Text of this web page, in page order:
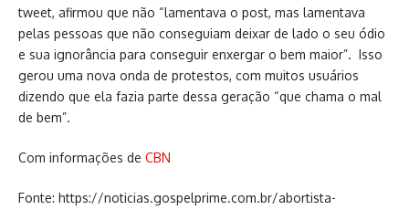
tweet, afirmou que não “lamentava o post, mas lamentava
pelas pessoas que não conseguiam deixar de lado o seu ódio
e sua ignorância para conseguir enxergar o bem maior”. Isso
gerou uma nova onda de protestos, com muitos usuários
dizendo que ela fazia parte dessa geração “que chama o mal
de bem”.
Com informações de CBN
Fonte: https://noticias.gospelprime.com.br/abortista-